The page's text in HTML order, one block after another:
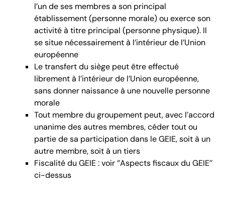
l’un de ses membres a son principal
établissement (personne morale) ou exerce son
activité à titre principal (personne physique). Il
se situe nécessairement à l’intérieur de l’Union
européenne
Le transfert du siège peut être effectué
librement à l’intérieur de l’Union européenne,
sans donner naissance à une nouvelle personne
morale
Tout membre du groupement peut, avec l’accord
unanime des autres membres, céder tout ou
partie de sa participation dans le GEIE, soit à un
autre membre, soit à un tiers
Fiscalité du GEIE : voir ‘’Aspects fiscaux du GEIE’’
ci-dessus